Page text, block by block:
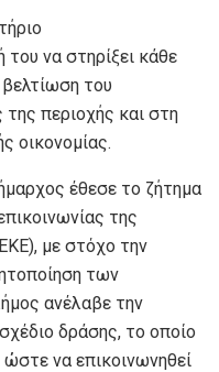
να στηρίξει κάθε
του
της περιοχής και στη
οικονομίας.
έθεσε το ζήτημα
της
με στόχο την
των
ανέλαβε την
δράσης, το οποίο
να επικοινωνηθεί